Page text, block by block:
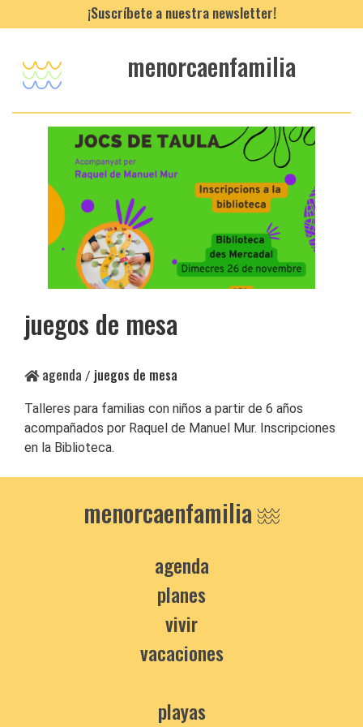
¡Suscríbete a nuestra newsletter!
menorcaenfamilia
juegos de mesa
agenda / juegos de mesa
Talleres para familias con niños a partir de 6 años
acompañados por Raquel de Manuel Mur. Inscripciones
en la Biblioteca.
menorcaenfamilia
agenda
planes
vivir
vacaciones
playas